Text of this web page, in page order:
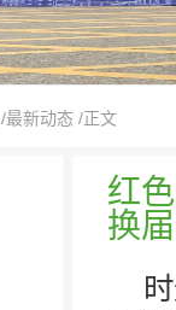
/最新动态 /正文
红
换